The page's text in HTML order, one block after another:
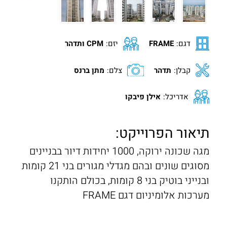
VILLAGE
LOFT
FRAMELESS
בנייה רוויה
פרוייקטים שונים
חלונות בלגים
חלונות ציר
חלונות הזזה
חלונות קיפ
ALUG Masters
בלוג
Innovation
צרו קשר
דגם: FRAME יזם: CPM ותדהר
קבלן: תדהר צלם: מתן ברנס
אדריכל: אילן פיבקו
תיאור הפרוייקט:
מגה שכונה ירוקה, 1000 יחידות דיור בבניינים
מסוגים שונים ובהם מגדלי מגורים בני 21 קומות
ובנייני בוטיק בני 8 קומות, בכולם הותקנו
מערכות אלומיניום דגם FRAME